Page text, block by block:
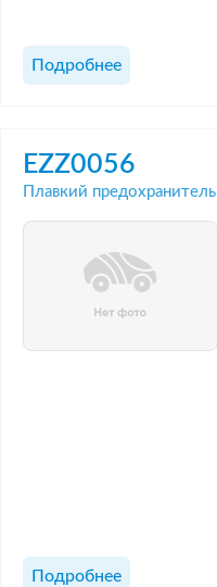
Подробнее
EZZ0056
Плавкий предохранитель
Подробнее